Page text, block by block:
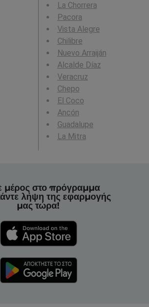
La Chorrera
Pacora
Vista Alegre
Chilibre
Nuevo Arraiján
Alcalde Díaz
Veracruz
Chepo
El Coco
Ancón
Guadalupe
La Mitra
μέρος στο πρόγραμμα
λήψη της εφαρμογής
μας τώρα!